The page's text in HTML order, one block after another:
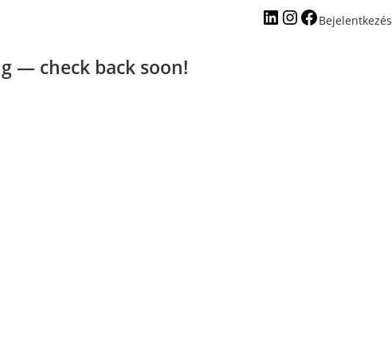
Bejelentkezés
— check back soon!